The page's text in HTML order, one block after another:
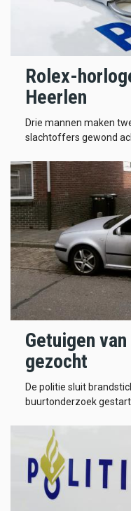
Rolex-
Heerlen
Drie mannen maken
slachtoffers gewond
Getuigen
gezocht
De politie sluit
buurtonderzoek gestart.